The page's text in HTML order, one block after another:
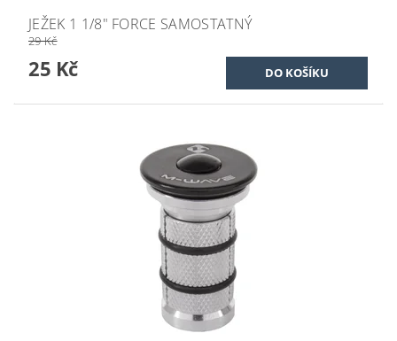
JEŽEK 1 1/8" FORCE SAMOSTATNÝ
29 Kč
25 Kč